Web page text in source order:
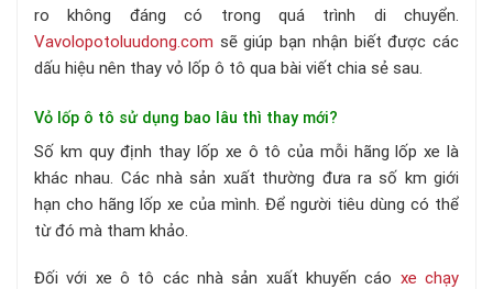
ro không đáng có trong quá trình di chuyển.
Vavolopotoluudong.com sẽ giúp bạn nhận biết được các
dấu hiệu nên thay vỏ lốp ô tô qua bài viết chia sẻ sau.
Vỏ lốp ô tô sử dụng bao lâu thì thay mới?
Số km quy định thay lốp xe ô tô của mỗi hãng lốp xe là
khác nhau. Các nhà sản xuất thường đưa ra số km giới
hạn cho hãng lốp xe của mình. Để người tiêu dùng có thể
từ đó mà tham khảo.
Đối với xe ô tô các nhà sản xuất khuyến cáo xe chạy